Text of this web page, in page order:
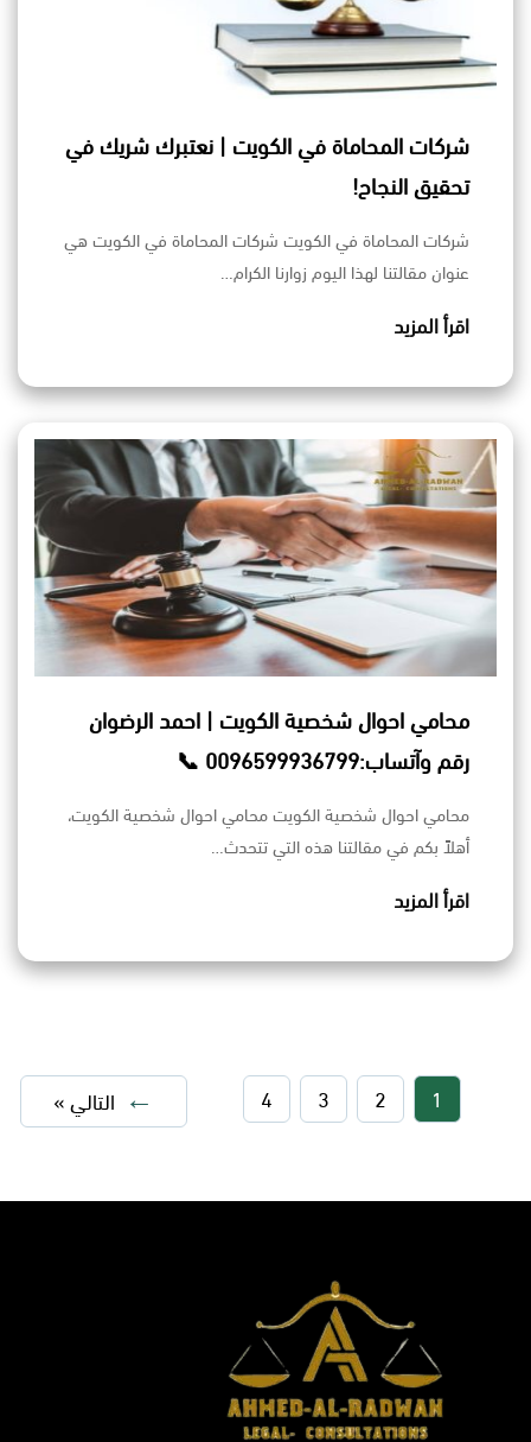
شركات المحاماة في الكويت | نعتبرك شريك في
تحقيق النجاح!
شركات المحاماة في الكويت شركات المحاماة في الكويت هي
عنوان مقالتنا لهذا اليوم زوارنا الكرام…
اقرأ المزيد
محامي احوال شخصية الكويت | احمد الرضوان
رقم وآتساب:0096599936799 📞
محامي احوال شخصية الكويت محامي احوال شخصية الكويت،
أهلاً بكم في مقالتنا هذه التي تتحدث…
اقرأ المزيد
1
2
3
4 التالي »